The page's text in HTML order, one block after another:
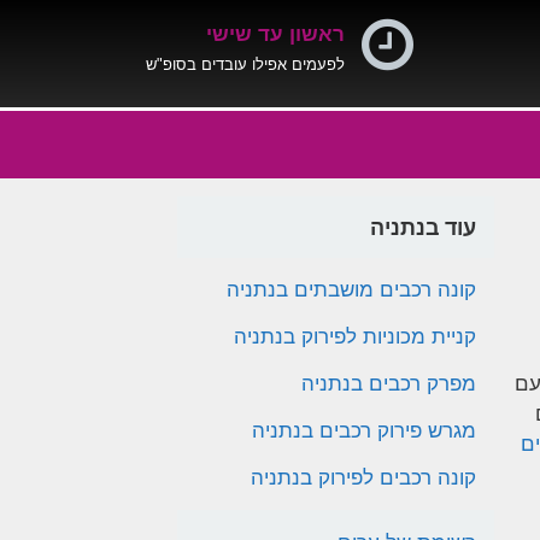
ראשון עד שישי
לפעמים אפילו עובדים בסופ"ש
עוד בנתניה
קונה רכבים מושבתים בנתניה
קניית מכוניות לפירוק בנתניה
מפרק רכבים בנתניה
מגרש פירוק רכבים בנתניה
קונה רכבים לפירוק בנתניה